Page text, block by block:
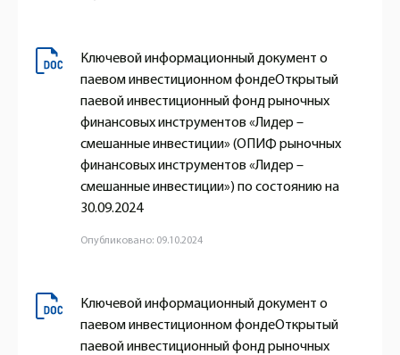
Ключевой информационный документ о
паевом инвестиционном фондеОткрытый
паевой инвестиционный фонд рыночных
финансовых инструментов «Лидер –
смешанные инвестиции» (ОПИФ рыночных
финансовых инструментов «Лидер –
смешанные инвестиции») по состоянию на
30.09.2024
Опубликовано: 09.10.2024
Ключевой информационный документ о
паевом инвестиционном фондеОткрытый
паевой инвестиционный фонд рыночных